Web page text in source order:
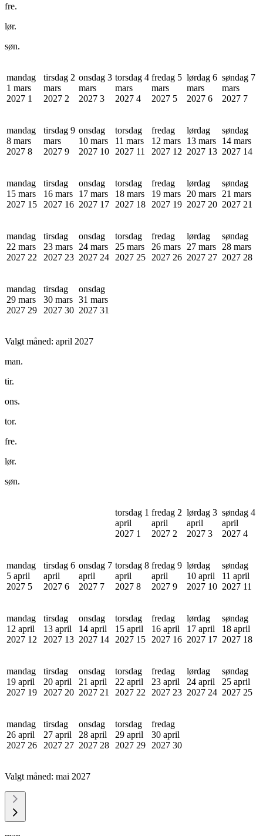
fre.
lør.
søn.
mandag
1 mars
2027 1
tirsdag 2
mars
2027 2
onsdag 3
mars
2027 3
torsdag 4
mars
2027 4
fredag 5
mars
2027 5
lørdag 6
mars
2027 6
søndag 7
mars
2027 7
mandag
8 mars
2027 8
tirsdag 9
mars
2027 9
onsdag
10 mars
2027 10
torsdag
11 mars
2027 11
fredag
12 mars
2027 12
lørdag
13 mars
2027 13
søndag
14 mars
2027 14
mandag
15 mars
2027 15
tirsdag
16 mars
2027 16
onsdag
17 mars
2027 17
torsdag
18 mars
2027 18
fredag
19 mars
2027 19
lørdag
20 mars
2027 20
søndag
21 mars
2027 21
mandag
22 mars
2027 22
tirsdag
23 mars
2027 23
onsdag
24 mars
2027 24
torsdag
25 mars
2027 25
fredag
26 mars
2027 26
lørdag
27 mars
2027 27
søndag
28 mars
2027 28
mandag
29 mars
2027 29
tirsdag
30 mars
2027 30
onsdag
31 mars
2027 31
Valgt måned: april 2027
man.
tir.
ons.
tor.
fre.
lør.
søn.
torsdag 1
april
2027 1
fredag 2
april
2027 2
lørdag 3
april
2027 3
søndag 4
april
2027 4
mandag
5 april
2027 5
tirsdag 6
april
2027 6
onsdag 7
april
2027 7
torsdag 8
april
2027 8
fredag 9
april
2027 9
lørdag
10 april
2027 10
søndag
11 april
2027 11
mandag
12 april
2027 12
tirsdag
13 april
2027 13
onsdag
14 april
2027 14
torsdag
15 april
2027 15
fredag
16 april
2027 16
lørdag
17 april
2027 17
søndag
18 april
2027 18
mandag
19 april
2027 19
tirsdag
20 april
2027 20
onsdag
21 april
2027 21
torsdag
22 april
2027 22
fredag
23 april
2027 23
lørdag
24 april
2027 24
søndag
25 april
2027 25
mandag
26 april
2027 26
tirsdag
27 april
2027 27
onsdag
28 april
2027 28
torsdag
29 april
2027 29
fredag
30 april
2027 30
Valgt måned: mai 2027